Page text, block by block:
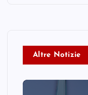
Altre Notizie